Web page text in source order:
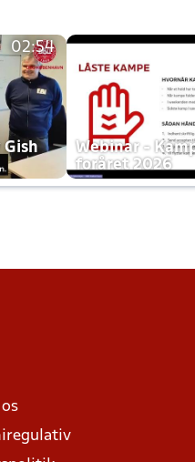
02:54
Webinar -
foråret 2026